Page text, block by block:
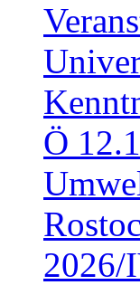
Ö
2026/